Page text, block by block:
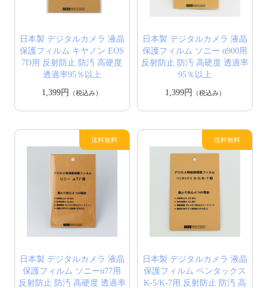
日本製 デジタルカメラ 液晶
保護フィルム キヤノン EOS
7D用 反射防止 防汚 高硬度
透過率95％以上
1,399円
（税込み）
日本製 デジタルカメラ 液晶
保護フィルム ソニー α900用
反射防止 防汚 高硬度 透過率
95％以上
1,399円
（税込み）
日本製 デジタルカメラ 液晶
保護フィルム ソニーα77用
反射防止 防汚 高硬度 透過率
日本製 デジタルカメラ 液晶
保護フィルム ペンタックス
K-5/K-7用 反射防止 防汚 高